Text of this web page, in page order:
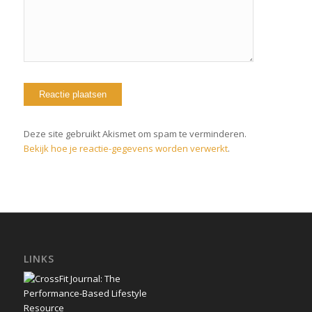
Deze site gebruikt Akismet om spam te verminderen.
Bekijk hoe je reactie-gegevens worden verwerkt.
LINKS